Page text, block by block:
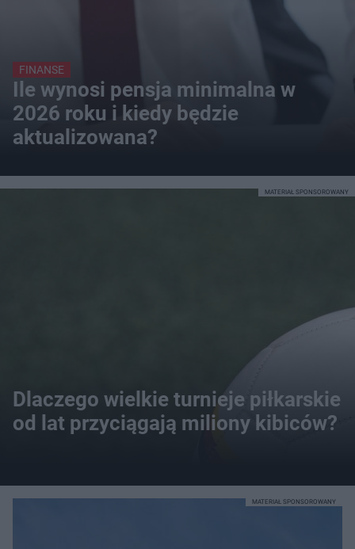
FINANSE
Ile wynosi pensja minimalna w
2026 roku i kiedy będzie
aktualizowana?
Dlaczego wielkie turnieje piłkarskie
od lat przyciągają miliony kibiców?
MATERIAŁ SPONSOROWANY
MATERIAŁ SPONSOROWANY